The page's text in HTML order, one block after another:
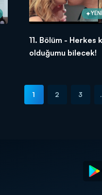
11. Bölüm - Herkes
olduğumu bilecek!
1 2 3